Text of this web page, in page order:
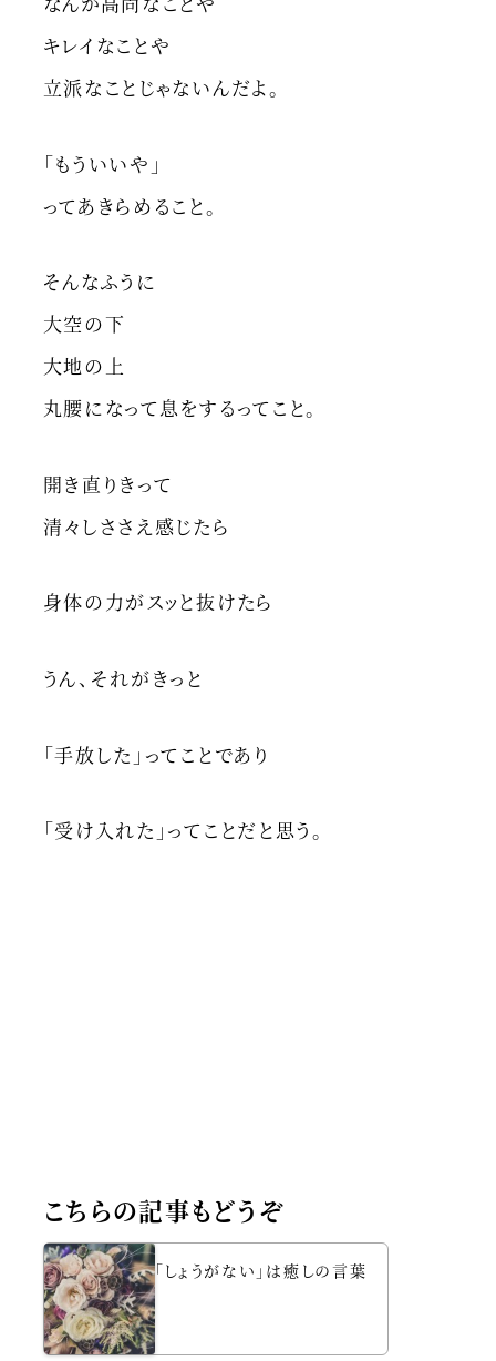
キレイなことや
立派なことじゃないんだよ。
「もういいや」
ってあきらめること。
そんなふうに
大空の下
大地の上
丸腰になって息をするってこと。
開き直りきって
清々しささえ感じたら
身体の力がスッと抜けたら
うん、それがきっと
「手放した」ってことであり
「受け入れた」ってことだと思う。
こちらの記事もどうぞ
「しょうがない」は癒しの言葉